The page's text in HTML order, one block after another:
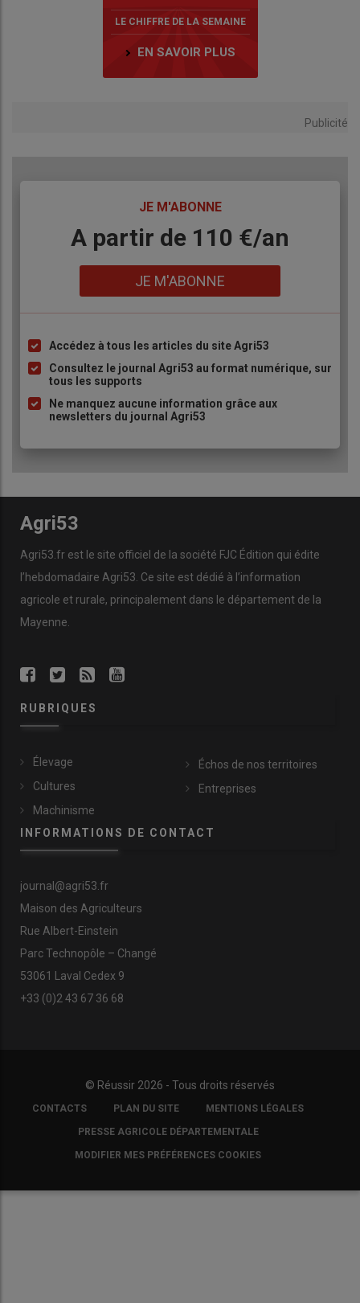
LE CHIFFRE DE LA SEMAINE
EN SAVOIR PLUS
Publicité
JE M'ABONNE
BodyA partir de 110 €/an
JE M'ABONNE
Liste
à
puce
Accédez à tous les articles du site Agri53
Consultez le journal Agri53 au format numérique, sur
tous les supports
Ne manquez aucune information grâce aux
newsletters du journal Agri53
Agri53
Agri53.fr est le site officiel de la société FJC Édition qui édite
l’hebdomadaire Agri53. Ce site est dédié à l’information
agricole et rurale, principalement dans le département de la
Mayenne.
RUBRIQUES
Élevage
Cultures
Machinisme
Échos de nos territoires
Entreprises
INFORMATIONS DE CONTACT
journal@agri53.fr
Maison des Agriculteurs
Rue Albert-Einstein
Parc Technopôle – Changé
53061 Laval Cedex 9
+33 (0)2 43 67 36 68
© Réussir 2026 - Tous droits réservés
FOOTER
COPYRIGHT
CONTACTS PLAN DU SITE MENTIONS LÉGALES
PRESSE AGRICOLE DÉPARTEMENTALE
MODIFIER MES PRÉFÉRENCES COOKIES